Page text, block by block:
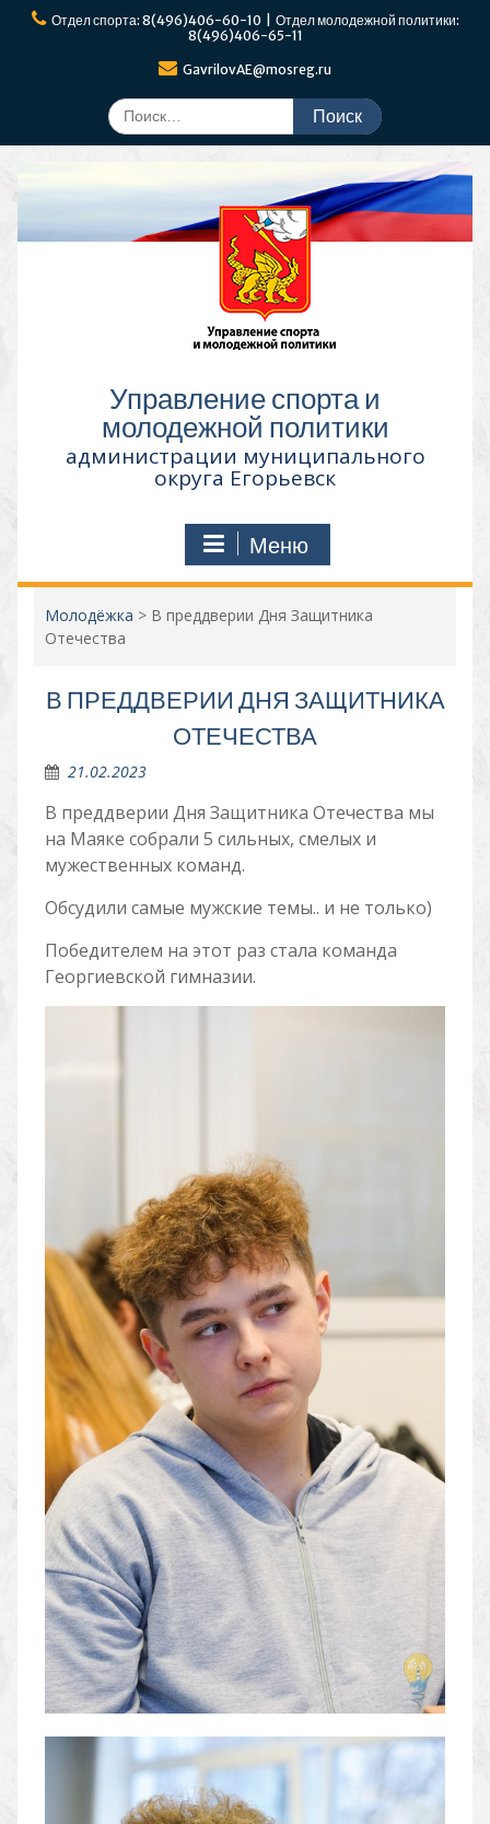
ПерейтиОтдел спорта: 8(496)406-60-10 | Отдел молодежной политики:
8(496)406-65-11
GavrilovAE@mosreg.ru
Поиск
по:
Управление спорта и
молодежной политики
администрации муниципального
округа Егорьевск
Меню
Молодёжка > В преддверии Дня Защитника
Отечества
В ПРЕДДВЕРИИ ДНЯ ЗАЩИТНИКА
ОТЕЧЕСТВА
21.02.2023
В преддверии Дня Защитника Отечества мы
на Маяке собрали 5 сильных, смелых и
мужественных команд.
Обсудили самые мужские темы.. и не только)
Победителем на этот раз стала команда
Георгиевской гимназии.